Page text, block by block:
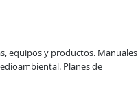
equipos y productos. Manuales
Planes de